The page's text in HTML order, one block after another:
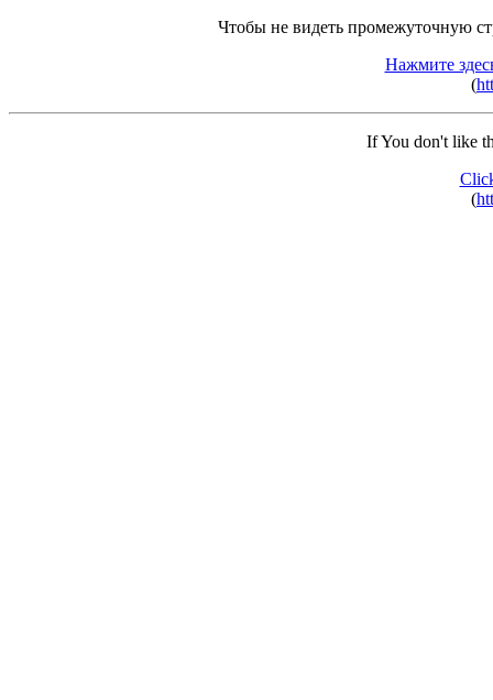
Чтобы не видеть промежуточную
Нажмите
(
If You don't like
(